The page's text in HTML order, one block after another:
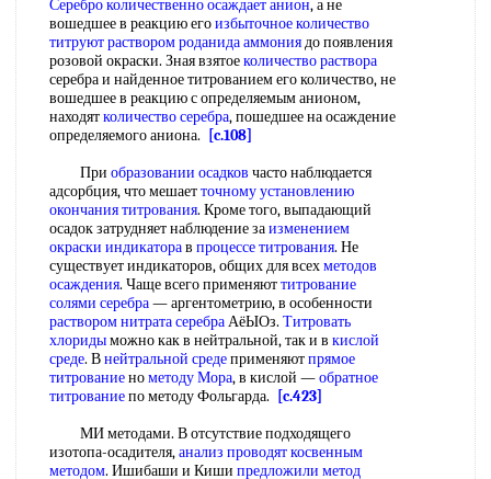
Серебро количественноосаждает анион, а не
вошедшее в реакцию егоизбыточное количество
титруют раствором роданида аммониядо появления
розовой окраски. Зная взятоеколичество раствора
серебра и найденное титрованием его количество, не
вошедшее в реакцию с определяемым анионом,
находятколичество серебра, пошедшее на осаждение
определяемого аниона.
[c.108]
При образовании осадков часто наблюдается
адсорбция, что мешаетточному установлению
окончания титрования. Кроме того, выпадающий
осадок затрудняет наблюдение заизменением
окраски индикаторав процессе титрования. Не
существует индикаторов, общих для всехметодов
осаждения. Чаще всего применяюттитрование
солями серебра— аргентометрию, в особенности
раствором нитрата серебраАёЫОз. Титровать
хлоридыможно как в нейтральной, так и в кислой
среде. Внейтральной средеприменяютпрямое
титрованиенометоду Мора, в кислой —обратное
титрованиепо методу Фольгарда.
[c.423]
МИ методами. В отсутствие подходящего
изотопа-осадителя,анализ проводяткосвенным
методом. Ишибаши и Киши предложили метод